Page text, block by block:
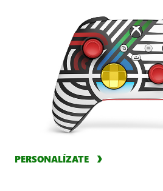
PERSONALÍZATE